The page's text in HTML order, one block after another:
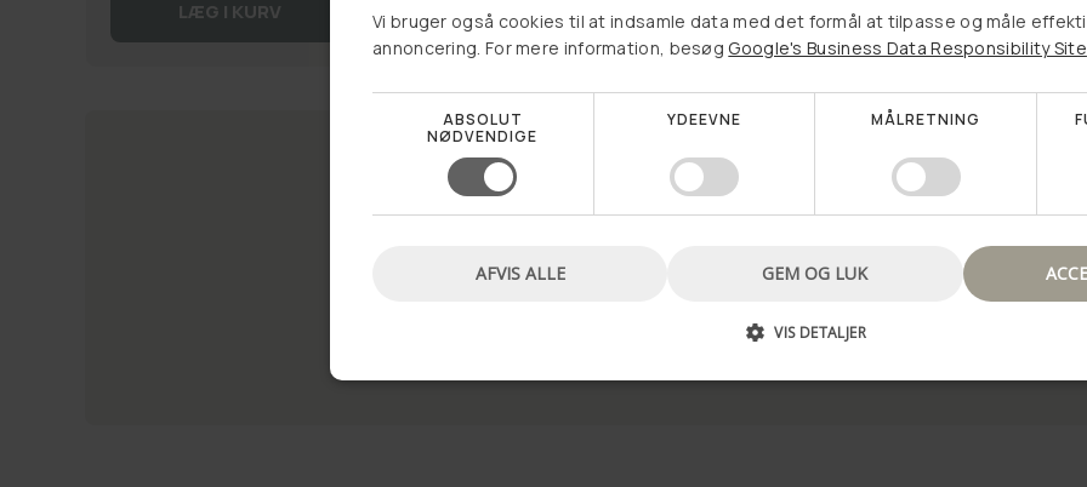
LÆG I KURV LÆG I KURV LÆG I KURV
Vi bruger også cookies til at indsamle data med det formål at tilpasse og måle
annoncering. For mere information, besøg Google's Business Data Responsibility Site
ABSOLUT
NØDVENDIGE
YDEEVNE MÅLRETNING
GEM OG LUK
AFVIS ALLE
VIS DETALJER